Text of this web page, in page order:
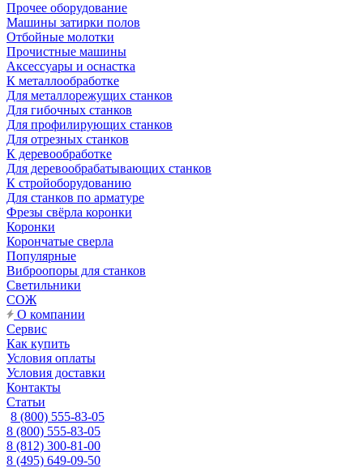
Прочее оборудование
Машины затирки полов
Отбойные молотки
Прочистные машины
Аксeccyapы и оснастка
К металлообработке
Для металлорежущих станков
Для гибочных станков
Для профилирующих станков
Для отрезных станков
К деревообработке
Для деревообрабатывающих станков
К стройоборудованию
Для станков по арматуре
Фрезы свёрла коронки
Коронки
Корончатые сверла
Популярные
Виброопоры для станков
Светильники
СОЖ
О компании
Сервис
Как купить
Условия оплаты
Условия доставки
Контакты
Статьи
8 (800) 555-83-05
8 (800) 555-83-05
8 (812) 300-81-00
8 (495) 649-09-50